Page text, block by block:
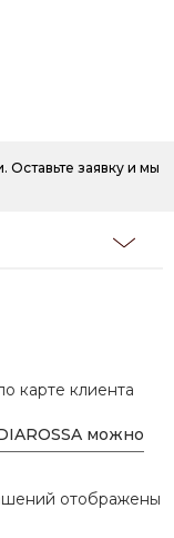
заявку и мы
карте клиента
можно
отображены